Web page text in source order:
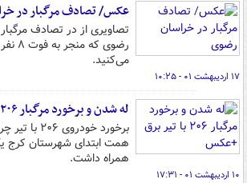
عکس/ تصادف مرگبار در
تصاویری از در تصادف
رضوی
می‌کنید.
۱۷ اردیبهشت ۰۱ - ۱۰:۲۵
له شدن و برخورد مرگبار ۲۰۶ با تیر برق +عکس
برخورد
همت ابتدای شهرستان
همراه داشت.
۱۰ اردیبهشت ۰۱ - ۱۷:۳۱